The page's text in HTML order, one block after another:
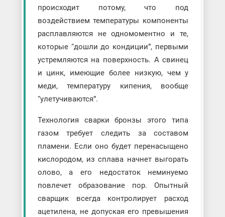
происходит потому, что под
воздействием температуры компоненты
расплавляются не одномоментно и те,
которые “дошли до кондиции”, первыми
устремляются на поверхность. А свинец
и цинк, имеющие более низкую, чем у
меди, температуру кипения, вообще
“улетучиваются”.
Технология сварки бронзы этого типа
газом требует следить за составом
пламени. Если оно будет перенасыщено
кислородом, из сплава начнет выгорать
олово, а его недостаток неминуемо
повлечет образование пор. Опытный
сварщик всегда контролирует расход
ацетилена, не допуская его превышения